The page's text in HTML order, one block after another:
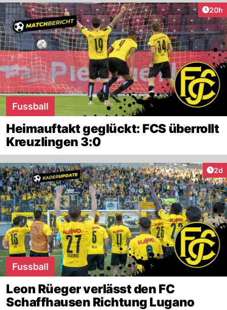
20h
Fussball
Heimauftakt geglückt: FCS überrollt
Kreuzlingen 3:0
2d
Fussball
Leon Rüeger verlässt den FC
Schaffhausen Richtung Lugano